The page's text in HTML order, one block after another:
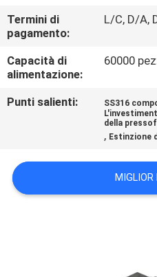
CHIEDI
UN
PREVENTIVO
DEL
SITO
Termini di
pagamento:
L/C, D/A,
Capacità di
alimentazione:
60000
Punti salienti: SS316
della
, Estinzione
MIGLIOR